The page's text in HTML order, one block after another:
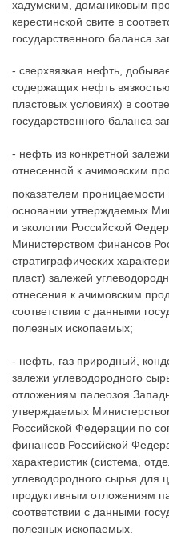
хадумским, доманиковым
керестинской свите в
государственного баланса
- сверхвязкая нефть,
содержащих нефть
пластовых условиях) в
государственного баланса
- нефть из конкретной
отнесенной к ачимовским
показателем проницаемости
основании утверждаемых
и экологии Российской
Министерством финансов
стратиграфических
пласт) залежей
отнесения к ачимовским
соответствии с данными
полезных ископаемых;
- нефть, газ природный,
залежи углеводородного
отложениям палеозоя
утверждаемых
Российской Федерации по
финансов Российской
характеристик (система,
углеводородного сырья для
продуктивным отложениям
соответствии с данными
полезных ископаемых.